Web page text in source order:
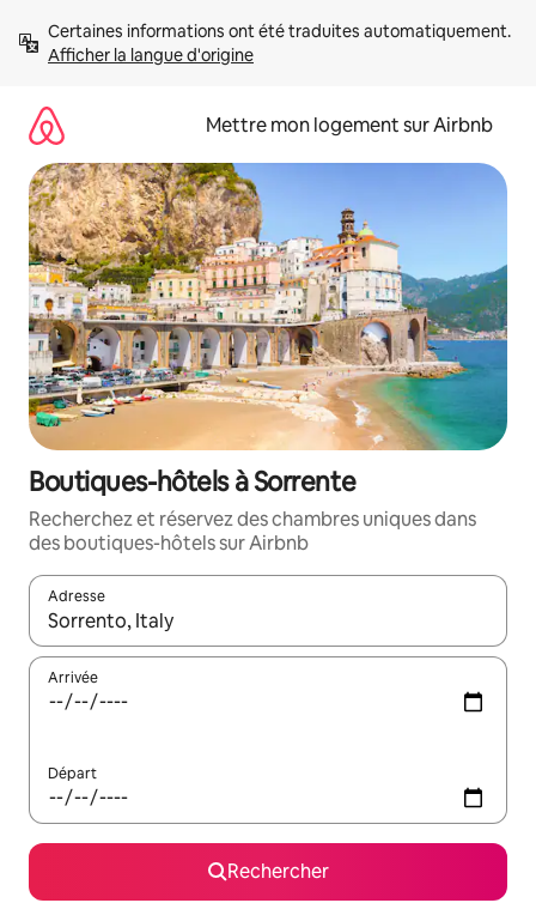
directement
Afficher la langue d'origine
Mettre mon logement sur Airbnb
Boutiques-hôtels à Sorrente
Recherchez et réservez des chambres uniques dans
des boutiques-hôtels sur Airbnb
Adresse
Lorsque les résultats s'affichent, utilisez les flèches vers le
Arrivée
Départ
Rechercher